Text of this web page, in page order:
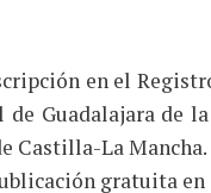
en el
Guadalajara de
Castilla-La Mancha.
gratuita